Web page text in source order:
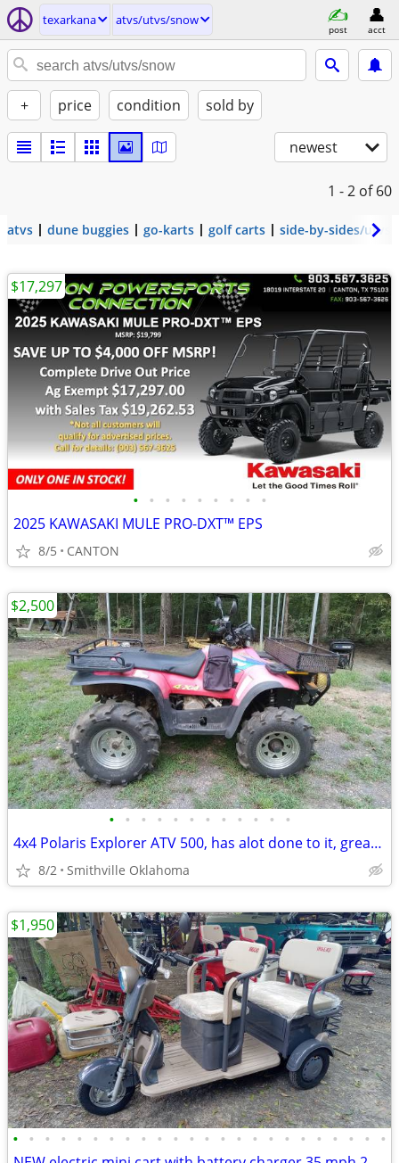
texarkana atvs/utvs/snow
post acct
+ price condition sold by
newest
1 - 2 of 60
atvs dune buggies go-karts golf carts side-by-sides/utvs
• • • • • • • • •
2025 KAWASAKI MULE PRO-DXT™ EPS
8/5 CANTON
$17,297
• • • • • • • • • • • •
4x4 Polaris Explorer ATV 500, has alot done to it, great shape
8/2 Smithville Oklahoma
$2,500
• • • • • • • • • • • • • • • • • • • • • • • •
$1,950